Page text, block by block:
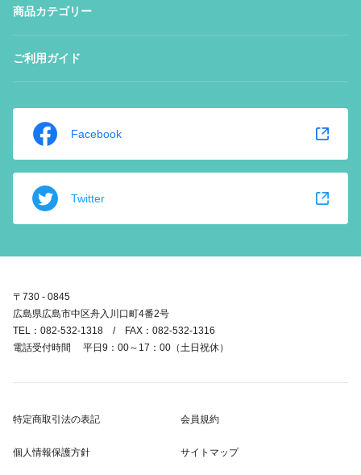
商品カテゴリー
ご利用ガイド
Facebook
Twitter
〒730 - 0845
広島県広島市中区舟入川口町4番2号
TEL：082-532-1318 / FAX：082-532-1316
電話受付時間 平日9：00～17：00（土日祝休）
特定商取引法の表記 会員規約
個人情報保護方針 サイトマップ